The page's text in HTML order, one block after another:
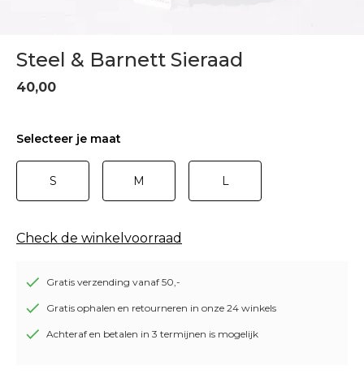
Steel & Barnett Sieraad
40,00
Selecteer je maat
S M L
Check de winkelvoorraad
Gratis verzending vanaf 50,-
Gratis ophalen en retourneren in onze 24 winkels
Achteraf en betalen in 3 termijnen is mogelijk